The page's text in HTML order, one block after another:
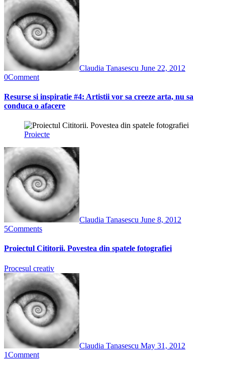
Claudia Tanasescu June 22, 2012
0Comment
Resurse si inspiratie #4: Artistii vor sa creeze arta, nu sa
conduca o afacere
Proiecte
Claudia Tanasescu June 8, 2012
5Comments
Proiectul Cititorii. Povestea din spatele fotografiei
Procesul creativ
Claudia Tanasescu May 31, 2012
1Comment